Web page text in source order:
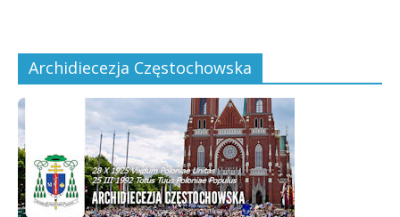
Archidiecezja Częstochowska